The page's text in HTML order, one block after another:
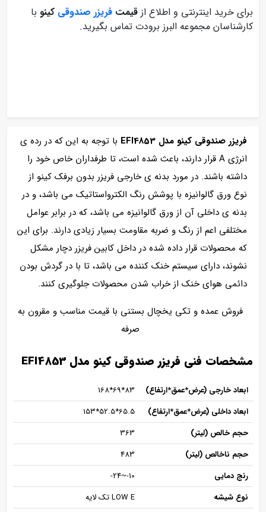
برای خرید اینترنتی و اطلاع از قیمت فریزر صندوقی کینو با
کارشناسان مجموعه البرز برودت تماس بگیرید.
فریزر صندوقی کینو مدل EFI4853
با توجه به این که در رده ی
انرژی A قرار دارند، باعث شده است، تا طرفداران خاص خود را
داشته باشند. در مورد بدنه ی خارجی فریزر بدون برفک کینو از
نوع ورق گالوانیزه با پوشش رنگ الکترواستاتیک می باشد، و در
بدنه ی داخلی آن از ورق گالوانیزه می باشد، که در برابر عوامل
مختلفی اعم از رنگ و ضربه مقاومت بسیار زیادی دارند. برای این
که محصولات قرار داده شده در داخل کابین فریزر دچار مشکل
نشوند، دارای سیستم خنک کننده می باشد، تا با در گردش بودن
دائمی هوای خنک از خراب شدن محصولات جلوگیری کنند.
فروش عمده و تکی یخچال بستنی با قیمت مناسب و مقرون به
صرفه
مشخصات فنی فریزر صندوقی کینو مدل EFI4853
ابعاد خارجی (عرض*عمق*ارتفاع)
83*69*168
ابعاد داخلی (عرض*عمق*ارتفاع)
65.5*52.5*153
حجم خالص (لیتر)
363
حجم ناخالص (لیتر)
483
رنج دمایی
10-~24-
نوع شیشه
LOW E تک لایه